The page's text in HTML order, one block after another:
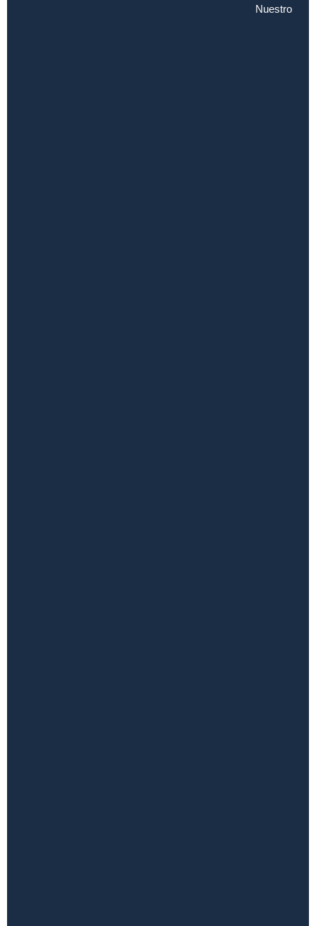
Nuestro